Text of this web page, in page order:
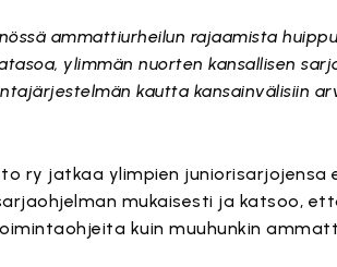
ammattiurheilun rajaamista
ylimmän nuorten kansallisen
kautta kansainvälisiin
ry jatkaa ylimpien juniorisarjojensa
mukaisesti ja katsoo,
kuin muuhunkin